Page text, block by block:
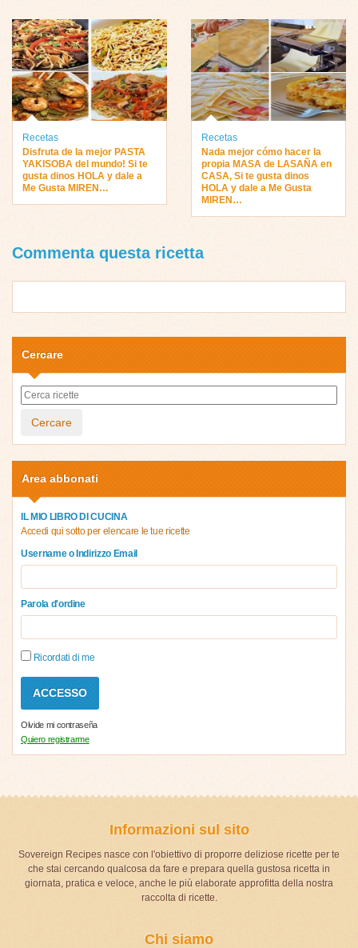
Recetas
Disfruta de la mejor PASTA
YAKISOBA del mundo! Si te
gusta dinos HOLA y dale a
Me Gusta MIREN…
Recetas
Nada mejor cómo hacer la
propia MASA de LASAÑA en
CASA, Si te gusta dinos
HOLA y dale a Me Gusta
MIREN…
Commenta questa ricetta
Cercare
Cercare
Area abbonati
IL MIO LIBRO DI CUCINA
Accedi qui sotto per elencare le tue ricette
Username o Indirizzo Email
Parola d'ordine
Ricordati di me
Olvide mi contraseña
Quiero registrarme
Informazioni sul sito
Sovereign Recipes nasce con l'obiettivo di proporre deliziose ricette per te
che stai cercando qualcosa da fare e prepara quella gustosa ricetta in
giornata, pratica e veloce, anche le più elaborate approfitta della nostra
raccolta di ricette.
Chi siamo